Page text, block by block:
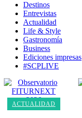
Destinos
Entrevistas
Actualidad
Life & Style
Gastronomía
Business
Ediciones impresas
#SCPLIVE
ACTUALIDAD